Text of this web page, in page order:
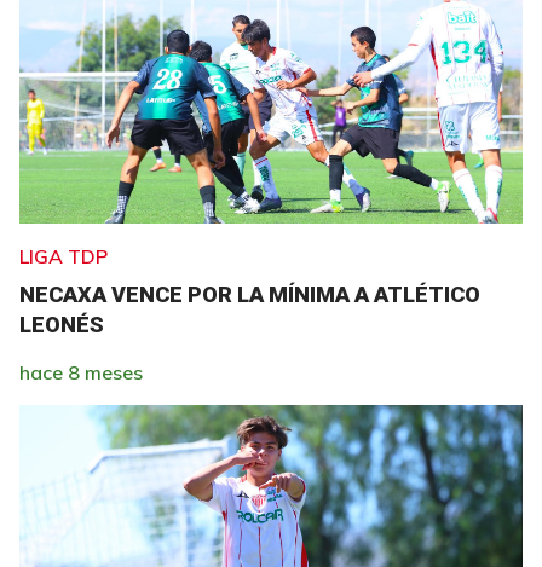
LIGA TDP
NECAXA VENCE POR LA MÍNIMA A ATLÉTICO
LEONÉS
hace 8 meses